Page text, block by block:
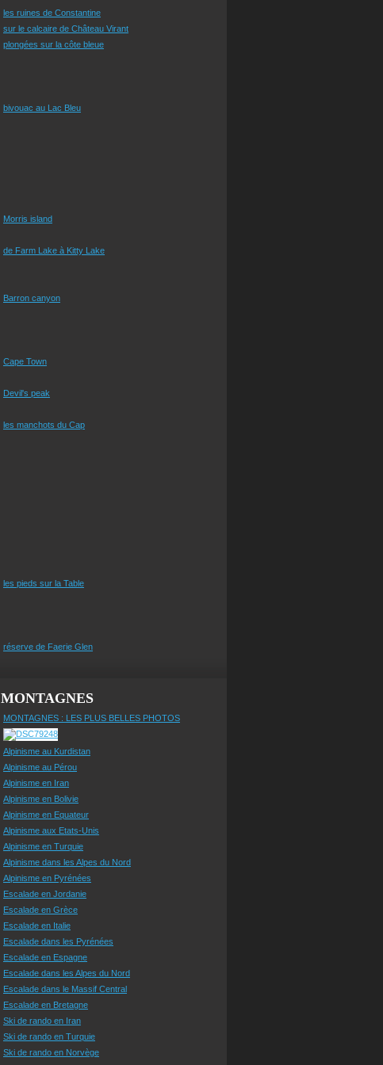
les ruines de Constantine
sur le calcaire de Château Virant
plongées sur la côte bleue
bivouac au Lac Bleu
Morris island
de Farm Lake à Kitty Lake
Barron canyon
Cape Town
Devil's peak
les manchots du Cap
les pieds sur la Table
réserve de Faerie Glen
MONTAGNES
MONTAGNES : LES PLUS BELLES PHOTOS
Alpinisme au Kurdistan
Alpinisme au Pérou
Alpinisme en Iran
Alpinisme en Bolivie
Alpinisme en Equateur
Alpinisme aux Etats-Unis
Alpinisme en Turquie
Alpinisme dans les Alpes du Nord
Alpinisme en Pyrénées
Escalade en Jordanie
Escalade en Grèce
Escalade en Italie
Escalade dans les Pyrénées
Escalade en Espagne
Escalade dans les Alpes du Nord
Escalade dans le Massif Central
Escalade en Bretagne
Ski de rando en Iran
Ski de rando en Turquie
Ski de rando en Norvège